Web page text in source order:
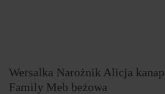
Wersalka Narożnik Alicja
Family Meb beżowa